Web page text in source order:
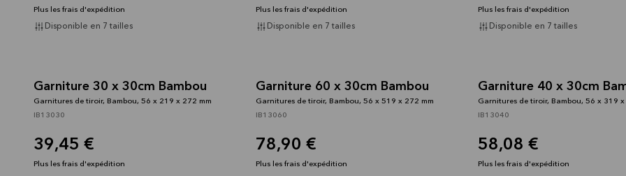
Plus les frais d'expédition
Disponible en 7 tailles
Plus les frais d'expédition
Disponible en 7 tailles
Plus les frais d'expédition
Disponible en 7 tailles
Garniture 30 x 30cm Bambou
Garnitures de tiroir, Bambou, 56 x 219 x 272 mm
IB13030
39,45 €
Plus les frais d'expédition
Garniture 60 x 30cm Bambou
Garnitures de tiroir, Bambou, 56 x 519 x 272 mm
IB13060
78,90 €
Plus les frais d'expédition
Garniture 40 x 30cm
Garnitures de tiroir, Bambou, 56 x 319 x
IB13040
58,08 €
Plus les frais d'expédition